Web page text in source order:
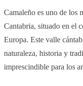
Camaleño es uno de los
Cantabria, situado en el
Europa. Este valle
naturaleza, historia y
imprescindible para los